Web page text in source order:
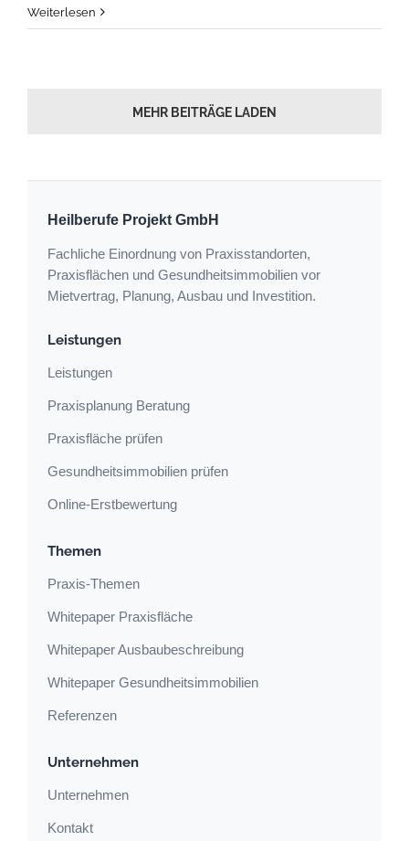
als
Weiterlesen
MEHR BEITRÄGE LADEN
Heilberufe Projekt GmbH
Fachliche Einordnung von Praxisstandorten,
Praxisflächen und Gesundheitsimmobilien vor
Mietvertrag, Planung, Ausbau und Investition.
Leistungen
Leistungen
Praxisplanung Beratung
Praxisfläche prüfen
Gesundheitsimmobilien prüfen
Online-Erstbewertung
Themen
Praxis-Themen
Whitepaper Praxisfläche
Whitepaper Ausbaubeschreibung
Whitepaper Gesundheitsimmobilien
Referenzen
Unternehmen
Unternehmen
Kontakt